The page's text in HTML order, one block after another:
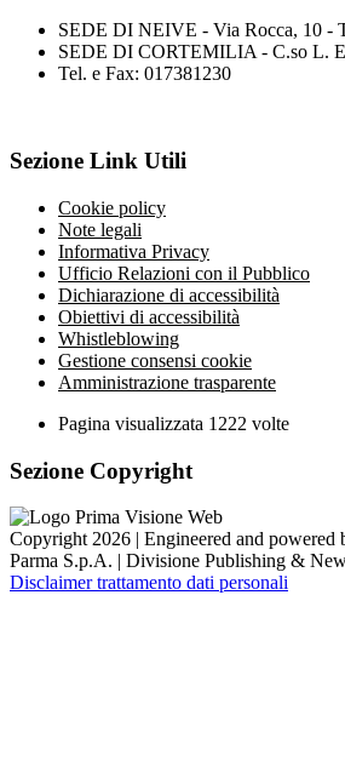
SEDE DI NEIVE - Via Rocca, 10 -
SEDE DI CORTEMILIA - C.so L.
Tel. e Fax: 017381230
Sezione Link Utili
Cookie policy
Note legali
Informativa Privacy
Ufficio Relazioni con il Pubblico
Dichiarazione di accessibilità
Obiettivi di accessibilità
Whistleblowing
Gestione consensi cookie
Amministrazione trasparente
Pagina visualizzata 1222 volte
Sezione Copyright
Copyright 2026 | Engineered and powered
Parma S.p.A. | Divisione Publishing &
Disclaimer trattamento dati personali